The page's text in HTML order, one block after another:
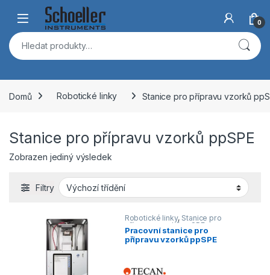
Skip to navigation
Skip to content
Open 0
Hledat:
Domů Robotické linky Stanice pro přípravu vzorků
Stanice pro přípravu vzorků ppSPE
Zobrazen jediný výsledek
Filtry
Robotické linky, Stanice pro
přípravu vzorků ppSPE
Pracovní stanice pro
přípravu vzorků ppSPE